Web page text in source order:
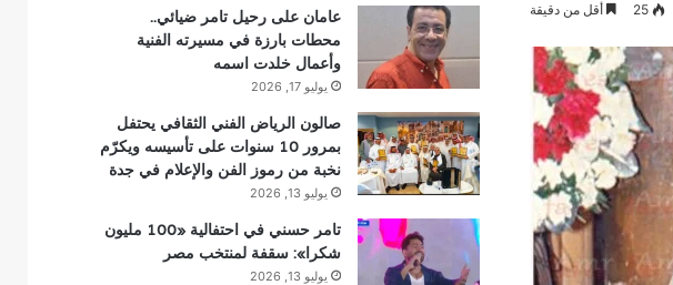
25 أقل من دقيقة
عامان على رحيل تامر ضيائي..
محطات بارزة في مسيرته الفنية
وأعمال خلدت اسمه
يوليو 17, 2026
صالون الرياض الفني الثقافي يحتفل
بمرور 10 سنوات على تأسيسه ويكرّم
نخبة من رموز الفن والإعلام في جدة
يوليو 13, 2026
تامر حسني في احتفالية «100 مليون
شكرا»: سقفة لمنتخب مصر
يوليو 13, 2026